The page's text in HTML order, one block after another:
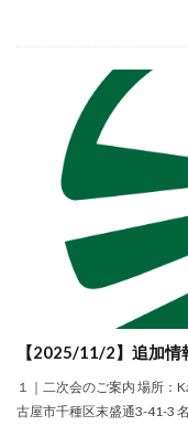
【2025/11/2】追加
１｜二次会のご案内 場所：
古屋市千種区末盛通3-41-3